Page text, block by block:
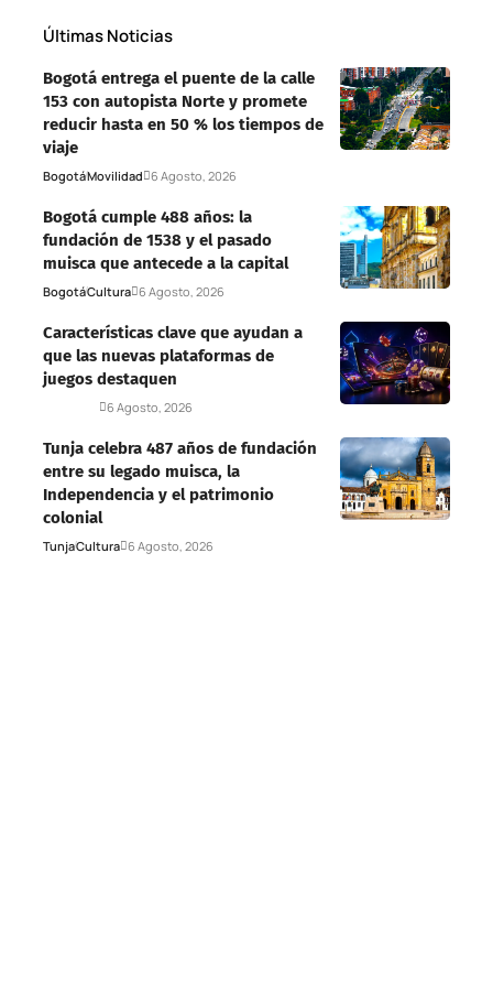
Últimas Noticias
Bogotá entrega el puente de la calle
153 con autopista Norte y promete
reducir hasta en 50 % los tiempos de
viaje
BogotáMovilidad 6 Agosto, 2026
Bogotá cumple 488 años: la
fundación de 1538 y el pasado
muisca que antecede a la capital
BogotáCultura 6 Agosto, 2026
Características clave que ayudan a
que las nuevas plataformas de
juegos destaquen
6 Agosto, 2026
Tunja celebra 487 años de fundación
entre su legado muisca, la
Independencia y el patrimonio
colonial
TunjaCultura 6 Agosto, 2026